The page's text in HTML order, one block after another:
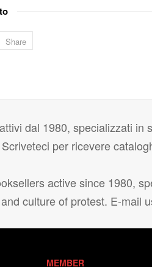
Share
dal 1980, specializzati in
per ricevere
active since 1980,
culture of protest. E-mail
MEMBER